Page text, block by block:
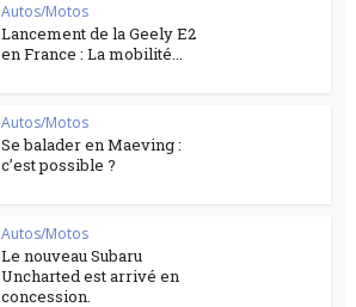
Autos/Motos
Lancement de la Geely E2
en France : La mobilité...
Autos/Motos
Se balader en Maeving :
c’est possible ?
Autos/Motos
Le nouveau Subaru
Uncharted est arrivé en
concession.